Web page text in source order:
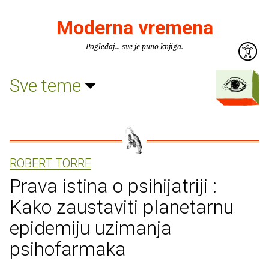
Moderna vremena
Pogledaj... sve je puno knjiga.
Sve teme
ROBERT TORRE
Prava istina o psihijatriji :
Kako zaustaviti planetarnu
epidemiju uzimanja
psihofarmaka